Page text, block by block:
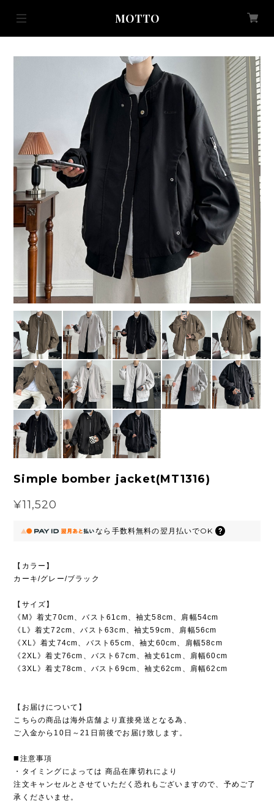
MOTTO
Simple bomber jacket(MT1316)
¥11,520
なら 手数料無料の翌月払いでOK
【カラー】
カーキ/グレー/ブラック
【サイズ】
《M》着丈70cm、バスト61cm、袖丈58cm、肩幅54cm
《L》着丈72cm、バスト63cm、袖丈59cm、肩幅56cm
《XL》着丈74cm、バスト65cm、袖丈60cm、肩幅58cm
《2XL》着丈76cm、バスト67cm、袖丈61cm、肩幅60cm
《3XL》着丈78cm、バスト69cm、袖丈62cm、肩幅62cm
【お届けについて】
こちらの商品は海外店舗より直接発送となる為、
ご入金から10日～21日前後でお届け致します。
◼️注意事項
・タイミングによっては 商品在庫切れにより
注文キャンセルとさせていただく恐れもございますので、予めご了
承くださいませ。